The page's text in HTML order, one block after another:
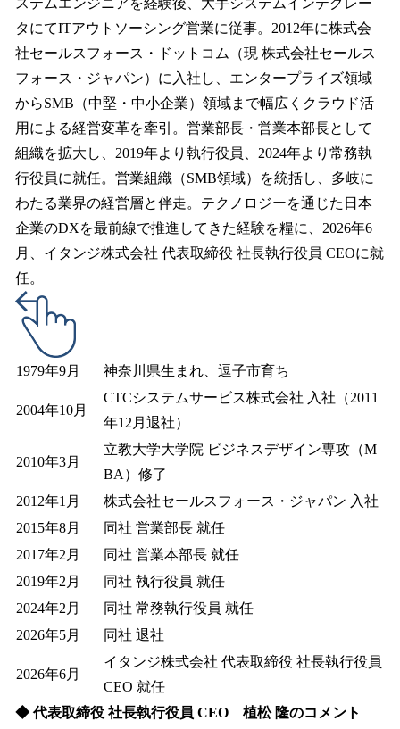
ステムエンジニアを経験後、大手システムインテグレー
タにてITアウトソーシング営業に従事。2012年に株式会
社セールスフォース・ドットコム（現 株式会社セールス
フォース・ジャパン）に入社し、エンタープライズ領域
からSMB（中堅・中小企業）領域まで幅広くクラウド活
用による経営変革を牽引。営業部長・営業本部長として
組織を拡大し、2019年より執行役員、2024年より常務執
行役員に就任。営業組織（SMB領域）を統括し、多岐に
わたる業界の経営層と伴走。テクノロジーを通じた日本
企業のDXを最前線で推進してきた経験を糧に、2026年6
月、イタンジ株式会社 代表取締役 社長執行役員 CEOに就
任。
1979年9月 神奈川県生まれ、逗子市育ち
2004年10月
CTCシステムサービス株式会社 入社（2011
年12月退社）
2010年3月
立教大学大学院 ビジネスデザイン専攻（M
BA）修了
2012年1月
株式会社セールスフォース・ジャパン 入社
2015年8月
同社 営業部長 就任
2017年2月
同社 営業本部長 就任
2019年2月
同社 執行役員 就任
2024年2月
同社 常務執行役員 就任
2026年5月
同社 退社
2026年6月
イタンジ株式会社 代表取締役 社長執行役員
CEO 就任
◆ 代表取締役 社長執行役員 CEO 植松 隆のコメント